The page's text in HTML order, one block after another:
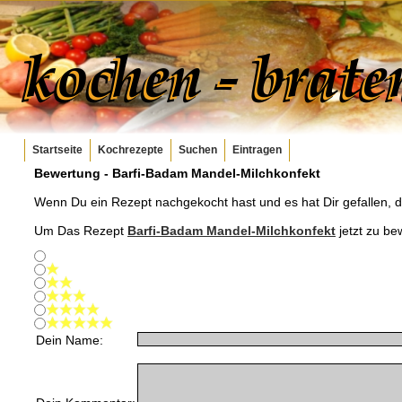
Startseite Kochrezepte Suchen Eintragen
Bewertung - Barfi-Badam Mandel-Milchkonfekt
Wenn Du ein Rezept nachgekocht hast und es hat Dir gefallen,
Um Das Rezept Barfi-Badam Mandel-Milchkonfekt jetzt zu
Dein Name: